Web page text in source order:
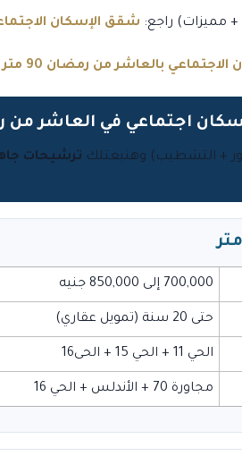
+ مميزات) راجع: شقق الإسكان
بالعاشر من رمضان 90 متر 2025
+ التشطيب) وهنبعتلك ترشيحات
700,000 إلى 850,000 جنيه
حتى 20 سنة (تمويل عقاري)
الحي 11 + الحي 15 + الحى16
مجاورة 70 + الأندلس + الحي 16